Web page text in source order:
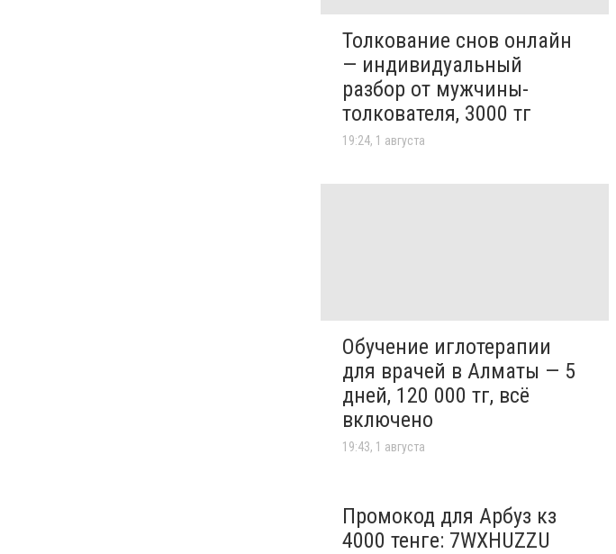
Толкование снов онлайн
— индивидуальный
разбор от мужчины-
толкователя, 3000 тг
19:24, 1 августа
Обучение иглотерапии
для врачей в Алматы — 5
дней, 120 000 тг, всё
включено
19:43, 1 августа
Промокод для Арбуз кз
4000 тенге: 7WXHUZZU